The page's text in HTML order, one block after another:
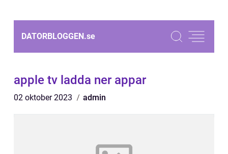
DATORBLOGGEN.se
apple tv ladda ner appar
02 oktober 2023 admin